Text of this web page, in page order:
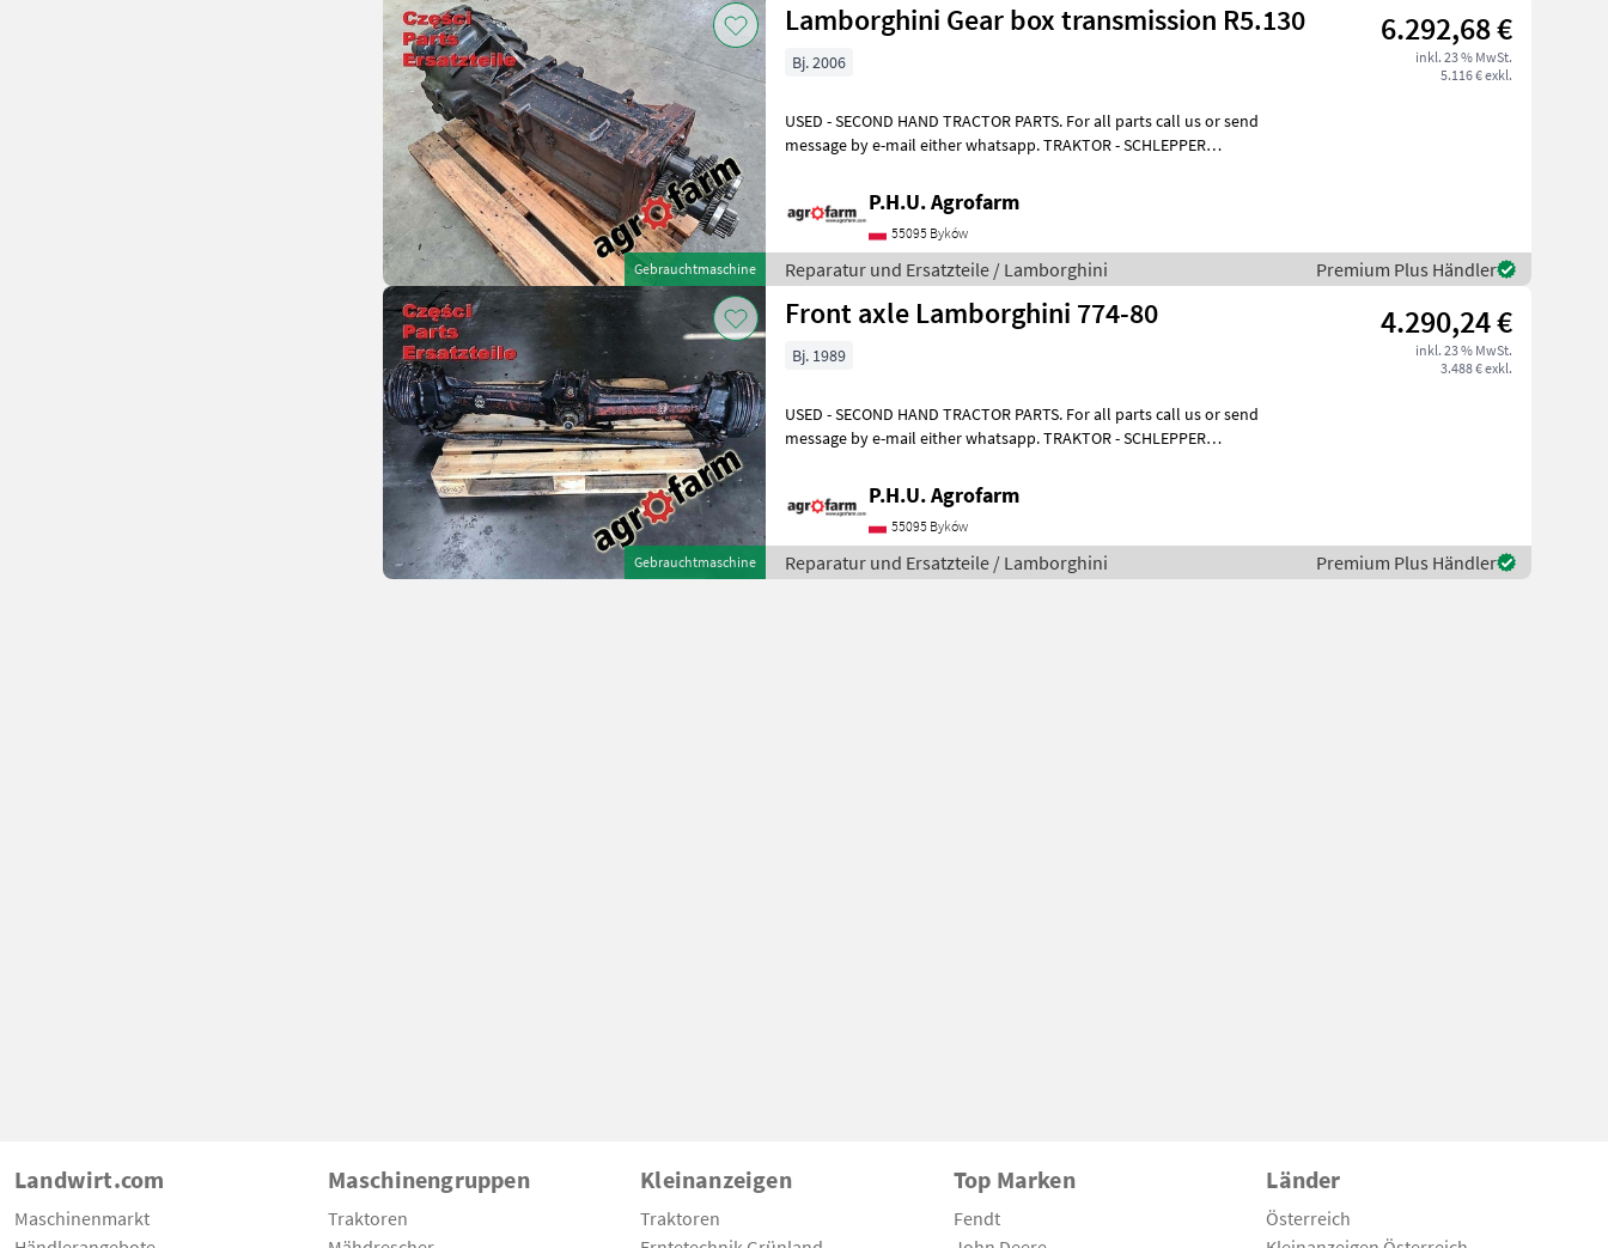
Gebrauchtmaschine
Lamborghini Gear box transmission R5.130 6.292,68 €
inkl. 23 % MwSt.
5.116 € exkl.
Bj. 2006
USED - SECOND HAND TRACTOR PARTS. For all parts call us or send
message by e-mail either whatsapp. TRAKTOR - SCHLEPPER
P.H.U. Agrofarm
55095 Byków
Reparatur und Ersatzteile / Lamborghini Premium Plus Händler
Gebrauchtmaschine
Front axle Lamborghini 774-80 4.290,24 €
inkl. 23 % MwSt.
3.488 € exkl.
Bj. 1989
USED - SECOND HAND TRACTOR PARTS. For all parts call us or send
message by e-mail either whatsapp. TRAKTOR - SCHLEPPER
P.H.U. Agrofarm
55095 Byków
Reparatur und Ersatzteile / Lamborghini Premium Plus Händler
Landwirt.com
Maschinenmarkt
Maschinengruppen
Traktoren
Kleinanzeigen
Traktoren
Top Marken
Fendt
Länder
Österreich